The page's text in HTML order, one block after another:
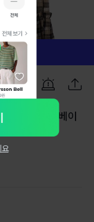
드레스 블랙 베이
요